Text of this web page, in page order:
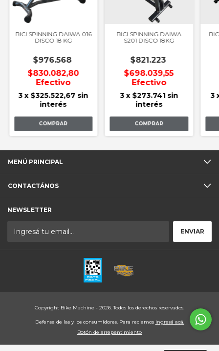
BICI SPINNING DAIWA 016
DISCO 18 KG
$976.568
$830.082,80
Efectivo
3 x $325.522,67 sin
interés
BICI SPINNING DAIWA
S201 DISCO 18KG
$821.223
$698.039,55
Efectivo
3 x $273.741 sin
interés
3
MENÚ PRINCIPAL
CONTACTÁNOS
NEWSLETTER
Copyright Bike Machine - 2026. Todos los derechos reservados.
Defensa de las y los consumidores. Para reclamos ingresá acá.
Botón de arrepentimiento